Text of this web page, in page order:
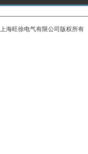
上海旺徐电气有限公司版权所有